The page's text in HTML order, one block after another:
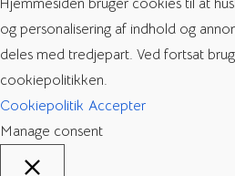
Hjemmesiden bruger cookies til at
og personalisering af indhold og
deles med tredjepart. Ved fortsat
cookiepolitikken.
Cookiepolitik Accepter
Manage consent